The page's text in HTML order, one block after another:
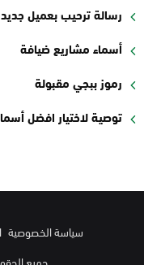
رسالة ترحيب بعميل جديد
أسماء مشاريع ضيافة
رموز ببجي مقبولة
توصية لاختيار افضل
سياسة الخصوصية